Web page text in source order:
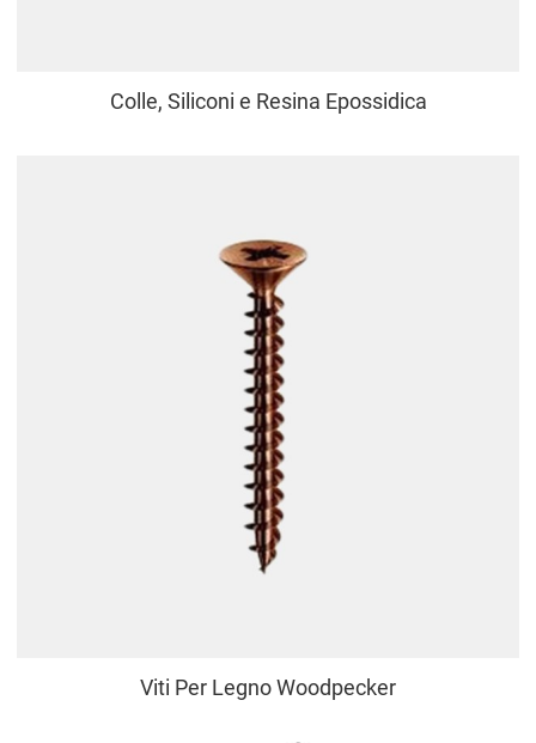
Colle, Siliconi e Resina Epossidica
Viti Per Legno Woodpecker